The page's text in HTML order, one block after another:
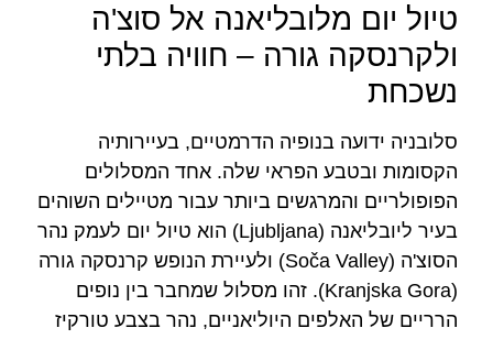
טיול יום מלובליאנה אל סוצ'ה
ולקרנסקה גורה – חוויה בלתי
נשכחת
סלובניה ידועה בנופיה הדרמטיים, בעיירותיה
הקסומות ובטבע הפראי שלה. אחד המסלולים
הפופולריים והמרגשים ביותר עבור מטיילים השוהים
בעיר ליובליאנה (Ljubljana) הוא טיול יום לעמק נהר
הסוצ'ה (Soča Valley) ולעיירת הנופש קרנסקה גורה
(Kranjska Gora). זהו מסלול שמחבר בין נופים
הרריים של האלפים היוליאניים, נהר בצבע טורקיז